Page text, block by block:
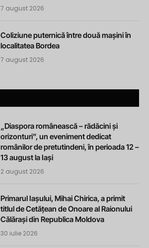
7 august 2026
Coliziune puternică între două mașini în
localitatea Bordea
7 august 2026
„Diaspora românească – rădăcini și
orizonturi”, un eveniment dedicat
românilor de pretutindeni, în perioada 12 –
13 august la Iași
2 august 2026
Primarul Iașului, Mihai Chirica, a primit
titlul de Cetățean de Onoare al Raionului
Călărași din Republica Moldova
30 iulie 2026